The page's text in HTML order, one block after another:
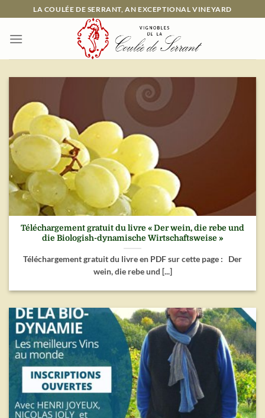
contenu
LA COULÉE DE SERRANT, AN EXCEPTIONAL VINEYARD
Téléchargement gratuit du livre « Der wein, die rebe und
die Biologish-dynamische Wirtschaftsweise »
Téléchargement gratuit du livre en PDF sur cette page : Der
wein, die rebe und [...]